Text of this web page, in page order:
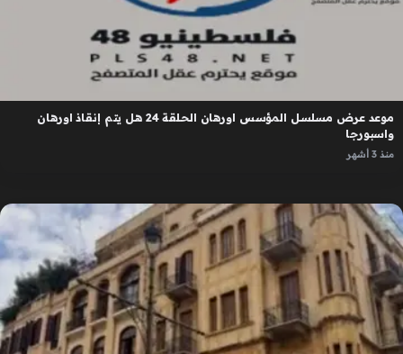
موعد عرض مسلسل المؤسس اورهان الحلقة 24 هل يتم إنقاذ اورهان
واسبورجا
منذ 3 أشهر